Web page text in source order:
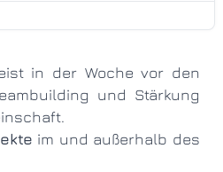
in der Woche vor den
und Stärkung
im und außerhalb des